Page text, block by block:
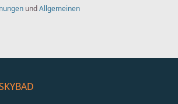
undAllgemeinen